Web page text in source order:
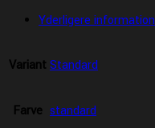
Yderligere information
Variant Standard
Farve standard